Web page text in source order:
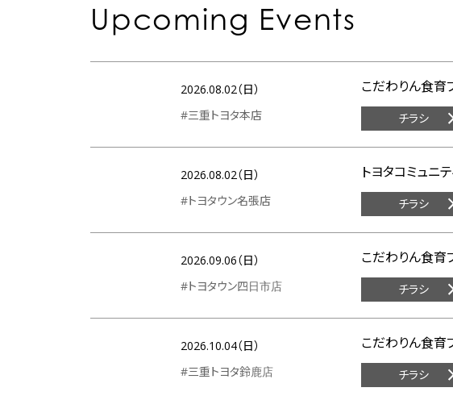
Upcoming Events
2026.08.02（日）
#三重トヨタ本店
こだわりん食
チラシ
2026.08.02（日）
#トヨタウン名張店
トヨタコミュニ
チラシ
2026.09.06（日）
#トヨタウン四日市店
こだわりん食育
チラシ
2026.10.04（日）
#三重トヨタ鈴鹿店
こだわりん食
チラシ